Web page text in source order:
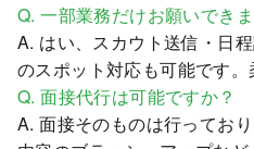
Q. 一部業務だけお願いでき
A. はい、スカウト送信・日
のスポット対応も可能です。
Q. 面接代行は可能ですか？
A. 面接そのものは行ってお